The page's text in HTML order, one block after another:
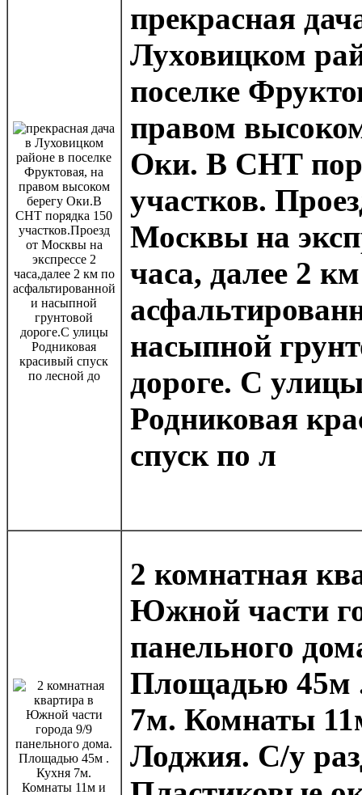
прекрасная
Луховицком
поселке
правом
Оки. В СНТ
участков.
Москвы на
часа, далее 2
насыпной
дороге. С
Родниковая
спуск по л
2 комнатная
Южной части
панельного
Площадью 45м
7м. Комнаты
Лоджия. С/у